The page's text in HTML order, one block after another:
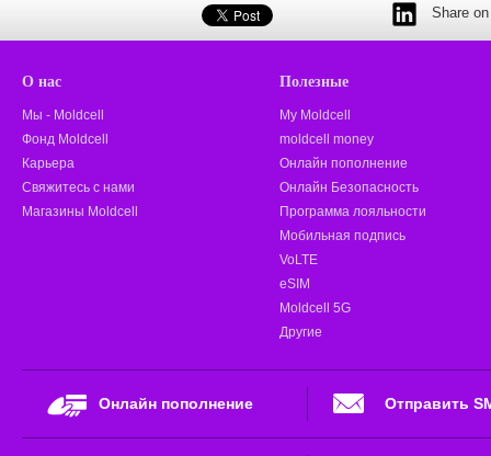
Share
О нас
Мы - Moldcell
Фонд Moldcell
Карьера
Свяжитесь с нами
Магазины Moldcell
Полезные
My Moldcell
moldcell money
Онлайн пополнение
Онлайн Безопасность
Программа лояльности
Мобильная подпись
VoLTE
eSIM
Moldcell 5G
Другие
Онлайн пополнение Отправить